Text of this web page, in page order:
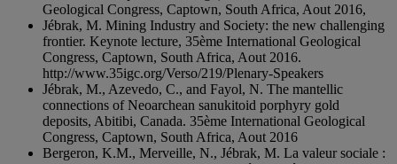
Geological Congress, Captown, South Africa, Aout 2016,
Jébrak, M. Mining Industry and Society: the new challenging
frontier. Keynote lecture, 35ème International Geological
Congress, Captown, South Africa, Aout 2016.
http://www.35igc.org/Verso/219/Plenary-Speakers
Jébrak, M., Azevedo, C., and Fayol, N. The mantellic
connections of Neoarchean sanukitoid porphyry gold
deposits, Abitibi, Canada. 35ème International Geological
Congress, Captown, South Africa, Aout 2016
Bergeron, K.M., Merveille, N., Jébrak, M. La valeur sociale :